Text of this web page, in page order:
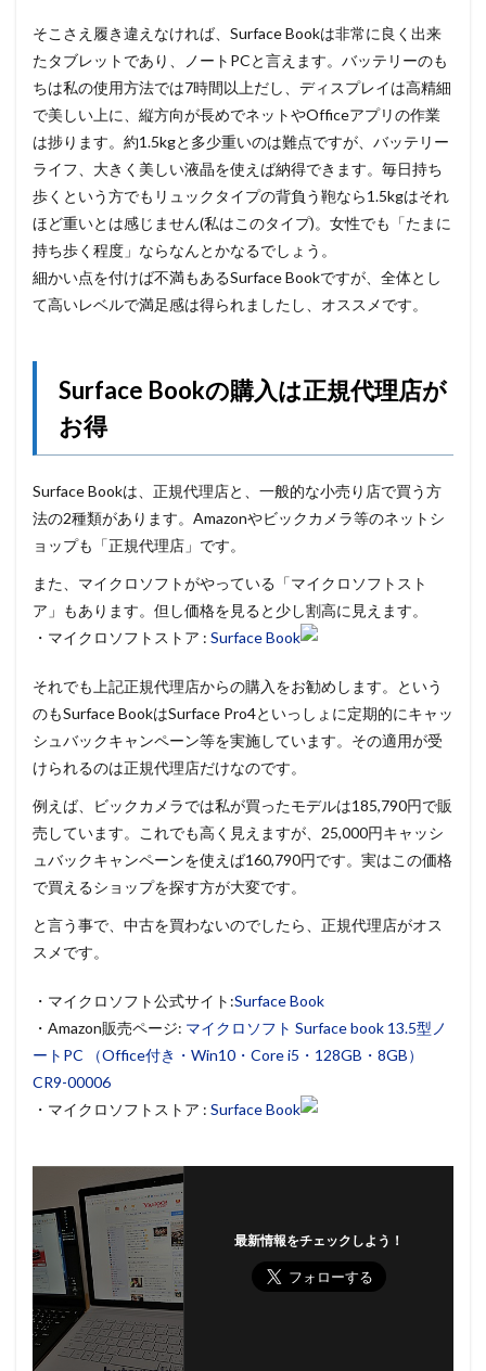
そこさえ履き違えなければ、Surface Bookは非常に良く出来
たタブレットであり、ノートPCと言えます。バッテリーのも
ちは私の使用方法では7時間以上だし、ディスプレイは高精細
で美しい上に、縦方向が長めでネットやOfficeアプリの作業
は捗ります。約1.5kgと多少重いのは難点ですが、バッテリー
ライフ、大きく美しい液晶を使えば納得できます。毎日持ち
歩くという方でもリュックタイプの背負う鞄なら1.5kgはそれ
ほど重いとは感じません(私はこのタイプ)。女性でも「たまに
持ち歩く程度」ならなんとかなるでしょう。
細かい点を付けば不満もあるSurface Bookですが、全体とし
て高いレベルで満足感は得られましたし、オススメです。
Surface Bookの購入は正規代理店が
お得
Surface Bookは、正規代理店と、一般的な小売り店で買う方
法の2種類があります。Amazonやビックカメラ等のネットシ
ョップも「正規代理店」です。
また、マイクロソフトがやっている「マイクロソフトスト
ア」もあります。但し価格を見ると少し割高に見えます。
・マイクロソフトストア : Surface Book
それでも上記正規代理店からの購入をお勧めします。という
のもSurface BookはSurface Pro4といっしょに定期的にキャッ
シュバックキャンペーン等を実施しています。その適用が受
けられるのは正規代理店だけなのです。
例えば、ビックカメラでは私が買ったモデルは185,790円で販
売しています。これでも高く見えますが、25,000円キャッシ
ュバックキャンペーンを使えば160,790円です。実はこの価格
で買えるショップを探す方が大変です。
と言う事で、中古を買わないのでしたら、正規代理店がオス
スメです。
・マイクロソフト公式サイト:Surface Book
・Amazon販売ページ: マイクロソフト Surface book 13.5型ノ
ートPC （Office付き・Win10・Core i5・128GB・8GB）
CR9-00006
・マイクロソフトストア : Surface Book
最新情報をチェックしよう！